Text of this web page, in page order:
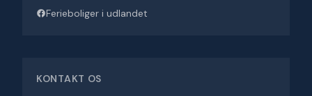
Ferieboliger i udlandet
KONTAKT OS